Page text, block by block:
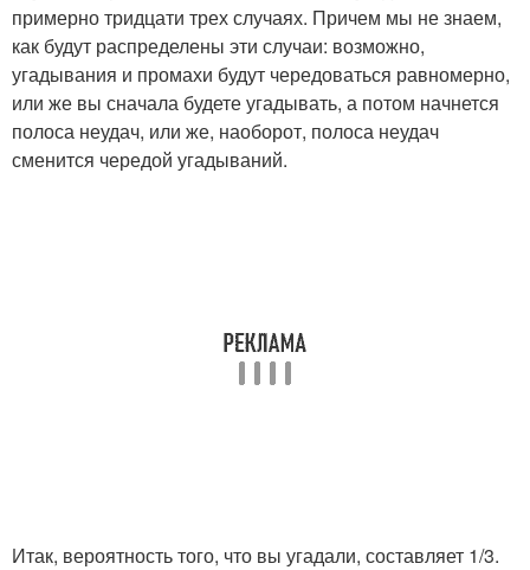
примерно тридцати трех случаях. Причем мы не знаем,
как будут распределены эти случаи: возможно,
угадывания и промахи будут чередоваться равномерно,
или же вы сначала будете угадывать, а потом начнется
полоса неудач, или же, наоборот, полоса неудач
сменится чередой угадываний.
Итак, вероятность того, что вы угадали, составляет 1/3.